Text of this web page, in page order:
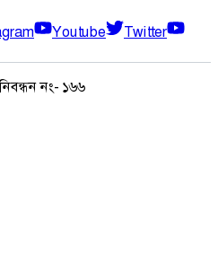
Youtube
Twitter
নং- ১৬৬